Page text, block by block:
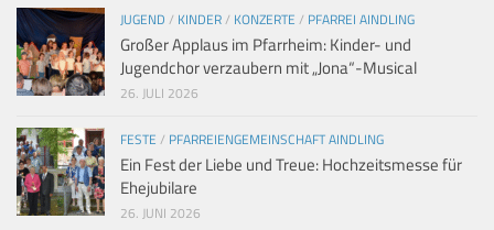
JUGEND / KINDER/ KONZERTE / PFARREI AINDLING
Großer Applaus im Pfarrheim: Kinder- und
Jugendchor verzaubern mit „Jona“-Musical
26. JULI 2026
FESTE / PFARREIENGEMEINSCHAFT AINDLING
Ein Fest der Liebe und Treue: Hochzeitsmesse für
Ehejubilare
26. JUNI 2026